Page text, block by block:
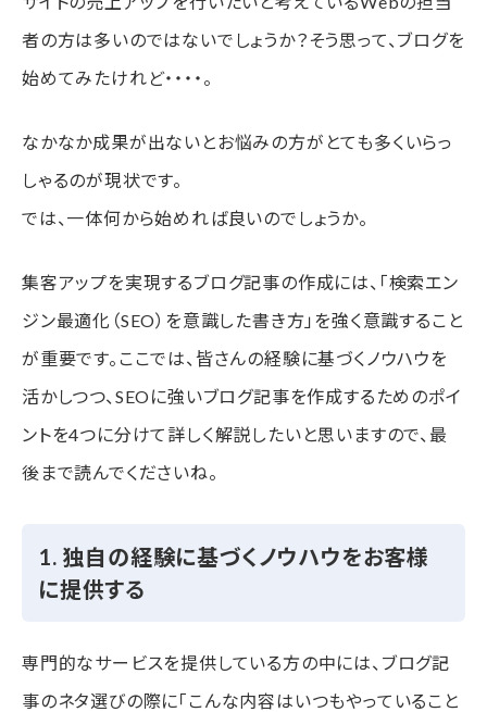
より作成した記事に独自性を出すポイント
者の方は多いのではないでしょうか？そう思って、ブログを
始めてみたけれど・・・・。
なかなか成果が出ないとお悩みの方がとても多くいらっ
しゃるのが現状です。
では、一体何から始めれば良いのでしょうか。
集客アップを実現するブログ記事の作成には、「検索エン
ジン最適化（SEO）を意識した書き方」を強く意識すること
が重要です。ここでは、皆さんの経験に基づくノウハウを
活かしつつ、SEOに強いブログ記事を作成するためのポイ
ントを4つに分けて詳しく解説したいと思いますので、最
後まで読んでくださいね。
1. 独自の経験に基づくノウハウをお客様
に提供する
専門的なサービスを提供している方の中には、ブログ記
事のネタ選びの際に「こんな内容はいつもやっていること